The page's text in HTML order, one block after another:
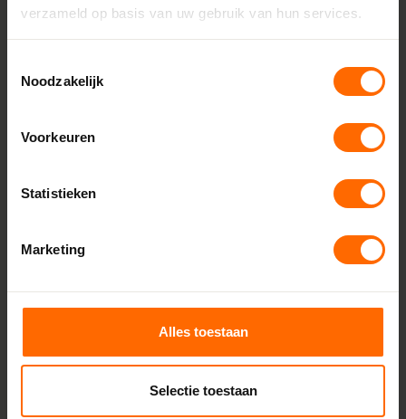
verzameld op basis van uw gebruik van hun services.
Noodzakelijk
Voorkeuren
Statistieken
Marketing
Alles toestaan
Selectie toestaan
Minimale hoogte
2100 mm
Geluidsklasse